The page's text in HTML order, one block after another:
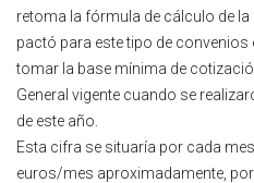
retoma la fórmula de cálculo de la
pactó para este tipo de convenios
tomar la base mínima de
General vigente cuando se
de este año.
Esta cifra se situaría por cada
euros/mes aproximadamente,